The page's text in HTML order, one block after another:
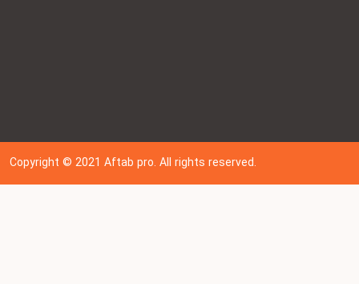
Copyright © 202 1Aftab pro. All rights reserved.